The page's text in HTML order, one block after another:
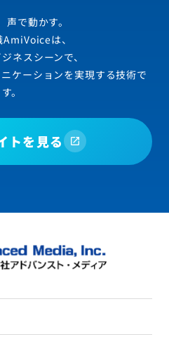
声で動かす。
は、
ネスシーンで、
ケーションを実現する技術で
す。
トを見る